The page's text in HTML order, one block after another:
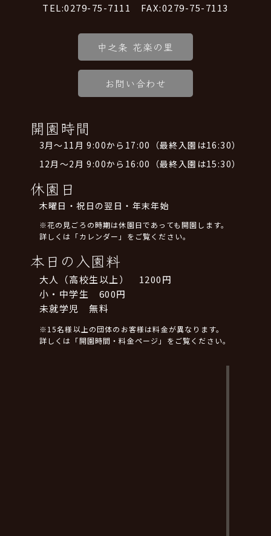
TEL:0279-75-7111 FAX:0279-75-7113
中之条 花楽の里
お問い合わせ
開園時間
3月～11月 9:00から17:00（最終入園は16:30）
12月～2月 9:00から16:00（最終入園は15:30）
休園日
木曜日・祝日の翌日・年末年始
※花の見ごろの時期は休園日であっても開園します。
詳しくは「カレンダー」をご覧ください。
本日の入園料
大人（高校生以上） 1200円
小・中学生 600円
未就学児 無料
※15名様以上の団体のお客様は料金が異なります。
詳しくは「開園時間・料金ページ」をご覧ください。